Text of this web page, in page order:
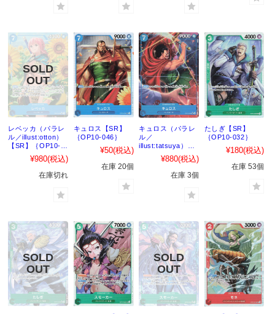
レベッカ（パラレ
ル／illust:otton）
【SR】｛OP10-
¥980(税込)
在庫切れ
キュロス【SR】
｛OP10-046｝
¥50(税込)
在庫 20個
キュロス（パラレ
ル／
illust:tatsuya）
【SR】｛OP10-
¥880(税込)
在庫 3個
たしぎ【SR】
｛OP10-032｝
¥180(税込)
在庫 53個